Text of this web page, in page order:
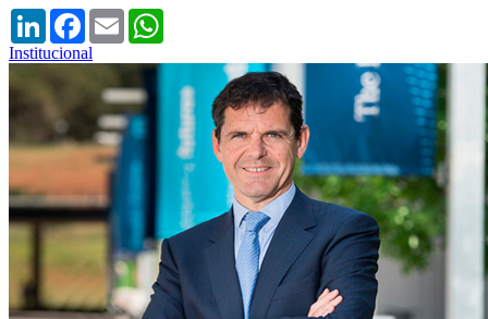
LinkedInFacebook
Email
Institucional